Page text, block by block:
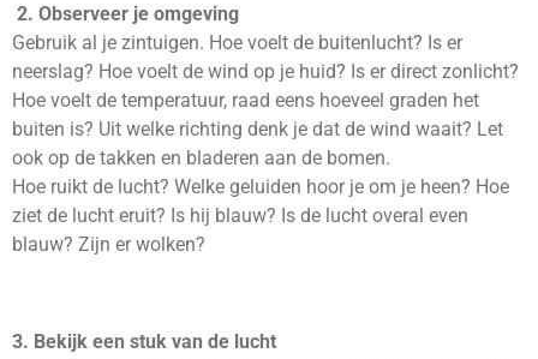
2. Observeer je omgeving
Gebruik al je zintuigen. Hoe voelt de buitenlucht? Is er
neerslag? Hoe voelt de wind op je huid? Is er direct zonlicht?
Hoe voelt de temperatuur, raad eens hoeveel graden het
buiten is? Uit welke richting denk je dat de wind waait? Let
ook op de takken en bladeren aan de bomen.
Hoe ruikt de lucht? Welke geluiden hoor je om je heen? Hoe
ziet de lucht eruit? Is hij blauw? Is de lucht overal even
blauw? Zijn er wolken?
3. Bekijk een stuk van de lucht